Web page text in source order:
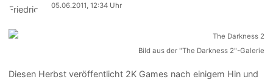
05.06.2011, 12:34 Uhr
Bild aus der "The Darkness 2"-Galerie
Diesen Herbst veröffentlicht 2K Games nach einigem Hin und